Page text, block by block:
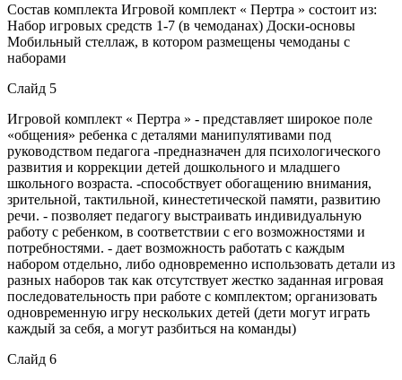
Состав комплекта Игровой комплект « Пертра » состоит из:
Набор игровых средств 1-7 (в чемоданах) Доски-основы
Мобильный стеллаж, в котором размещены чемоданы с
наборами
Слайд 5
Игровой комплект « Пертра » - представляет широкое поле
«общения» ребенка с деталями манипулятивами под
руководством педагога -предназначен для психологического
развития и коррекции детей дошкольного и младшего
школьного возраста. -способствует обогащению внимания,
зрительной, тактильной, кинестетической памяти, развитию
речи. - позволяет педагогу выстраивать индивидуальную
работу с ребенком, в соответствии с его возможностями и
потребностями. - дает возможность работать с каждым
набором отдельно, либо одновременно использовать детали из
разных наборов так как отсутствует жестко заданная игровая
последовательность при работе с комплектом; организовать
одновременную игру нескольких детей (дети могут играть
каждый за себя, а могут разбиться на команды)
Слайд 6